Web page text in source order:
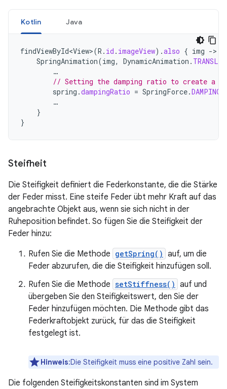
Kotlin Java
findViewById<View>(R . id . imageView).also { img -
SpringAnimation(img, DynamicAnimation .
…
// Setting the damping ratio to create a
spring .dampingRatio = SpringForce.
…
}
}
Steifheit
Die Steifigkeit definiert die Federkonstante, die die Stärke
der Feder misst. Eine steife Feder übt mehr Kraft auf das
angebrachte Objekt aus, wenn sie sich nicht in der
Ruheposition befindet. So fügen Sie die Steifigkeit der
Feder hinzu:
Rufen Sie die Methode getSpring() auf, um die
Feder abzurufen, die die Steifigkeit hinzufügen soll.
Rufen Sie die Methode setStiffness() auf und
übergeben Sie den Steifigkeitswert, den Sie der
Feder hinzufügen möchten. Die Methode gibt das
Federkraftobjekt zurück, für das die Steifigkeit
festgelegt ist.
Hinweis:Die Steifigkeit muss eine positive Zahl sein.
Die folgenden Steifigkeitskonstanten sind im System